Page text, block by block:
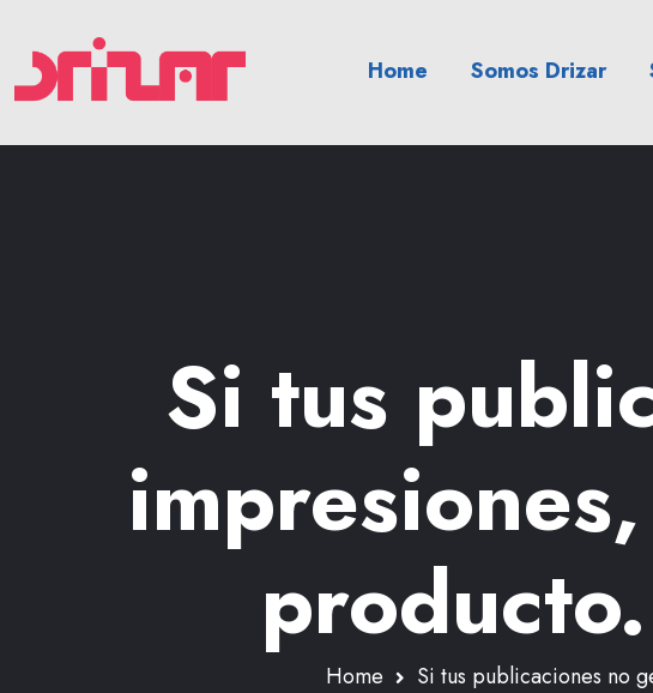
Home Somos Drizar
Si tus
Home Si tus publicaciones no